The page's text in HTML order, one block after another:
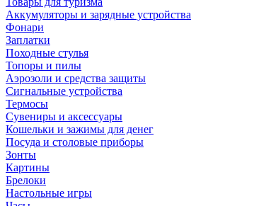
Аккумуляторы и зарядные устройства
Фонари
Заплатки
Походные стулья
Топоры и пилы
Аэрозоли и средства защиты
Сигнальные устройства
Термосы
Сувениры и аксессуары
Кошельки и зажимы для денег
Посуда и столовые приборы
Зонты
Картины
Брелоки
Настольные игры